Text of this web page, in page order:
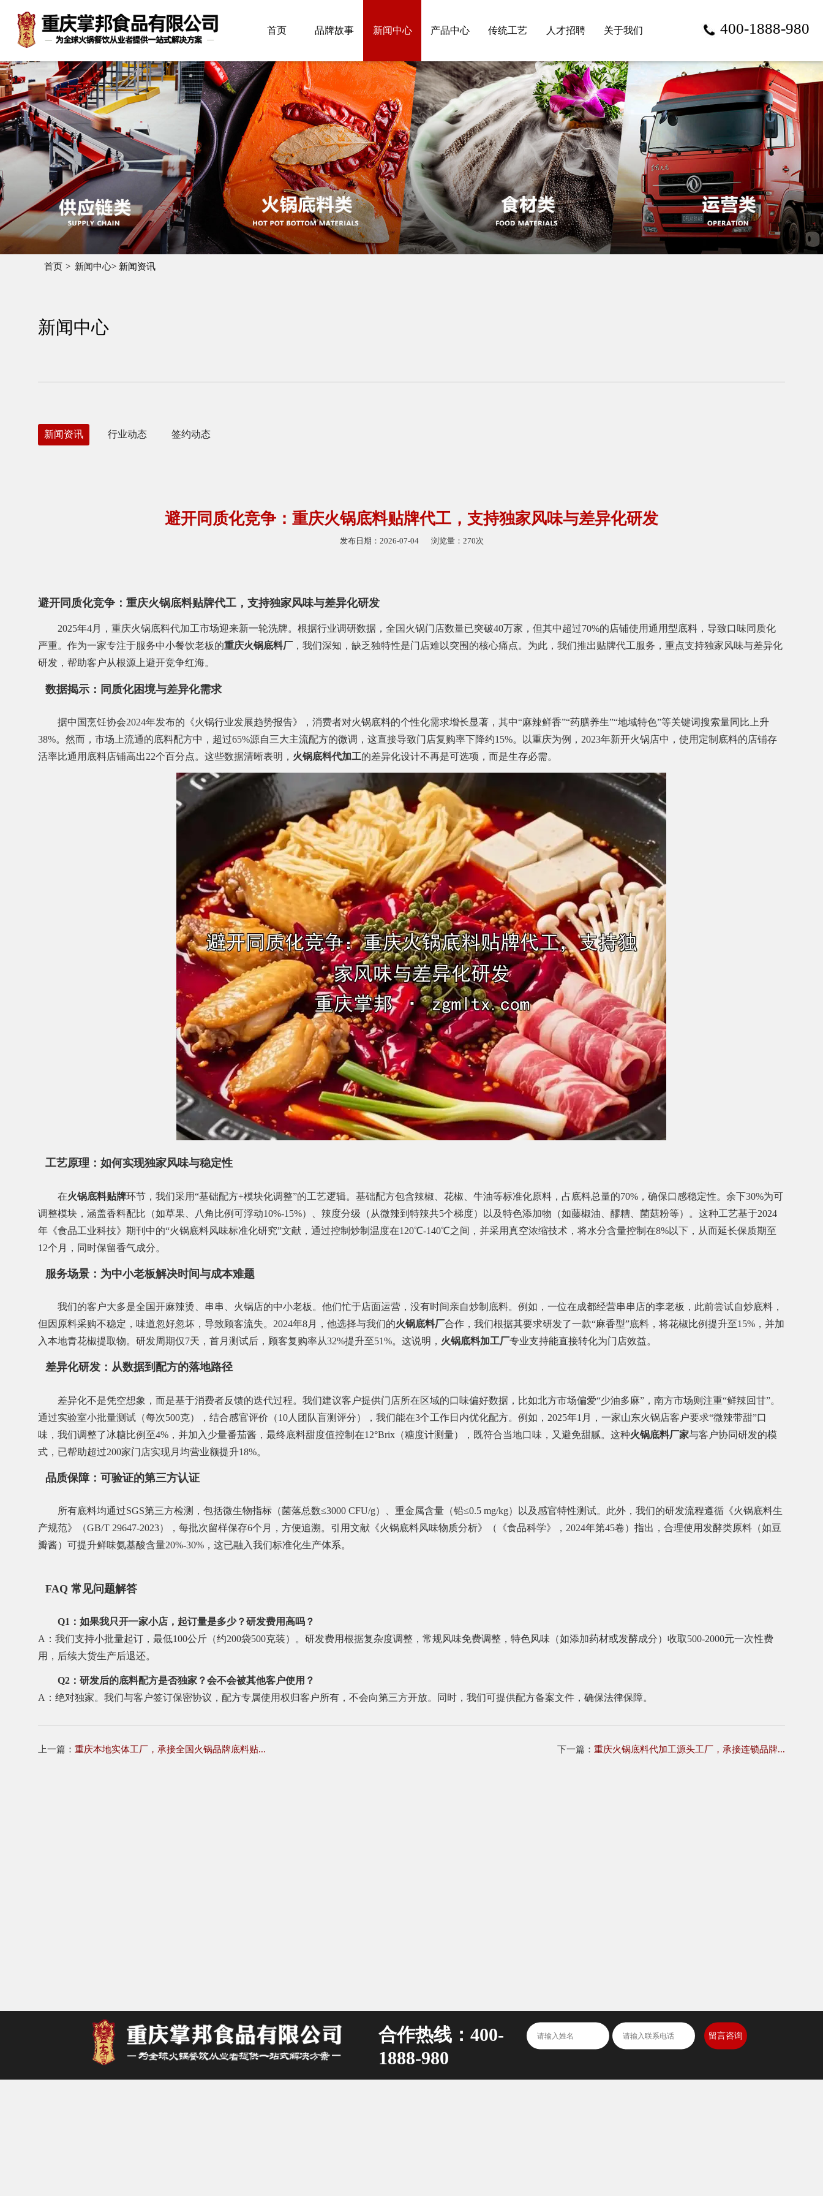
首页 品牌故事 新闻中心 产品中心 传统工艺 人才招聘 关于我们 400-1888-980
首页 新闻中心> 新闻资讯
新闻中心
新闻资讯 行业动态 签约动态
避开同质化竞争：重庆火锅底料贴牌代工，支持独家风味与差异化研发
发布日期：2026-07-04 浏览量：270次
避开同质化竞争：重庆火锅底料贴牌代工，支持独家风味与差异化研发
2025年4月，重庆火锅底料代加工市场迎来新一轮洗牌。根据行业调研数据，全国火锅门店数量已突破40万家，但其中超过70%的店铺使用通用型底料，导致口味同质化
严重。作为一家专注于服务中小餐饮老板的重庆火锅底料厂 ，我们深知，缺乏独特性是门店难以突围的核心痛点。为此，我们推出贴牌代工服务，重点支持独家风味与差异化
研发，帮助客户从根源上避开竞争红海。
数据揭示：同质化困境与差异化需求
据中国烹饪协会2024年发布的《火锅行业发展趋势报告》，消费者对火锅底料的个性化需求增长显著，其中“麻辣鲜香”“药膳养生”“地域特色”等关键词搜索量同比上升
38%。然而，市场上流通的底料配方中，超过65%源自三大主流配方的微调，这直接导致门店复购率下降约15%。以重庆为例，2023年新开火锅店中，使用定制底料的店铺存
活率比通用底料店铺高出22个百分点。这些数据清晰表明， 火锅底料代加工的差异化设计不再是可选项，而是生存必需。
工艺原理：如何实现独家风味与稳定性
在火锅底料贴牌环节，我们采用“基础配方+模块化调整”的工艺逻辑。基础配方包含辣椒、花椒、牛油等标准化原料，占底料总量的70%，确保口感稳定性。余下30%为可
调整模块，涵盖香料配比（如草果、八角比例可浮动10%-15%）、辣度分级（从微辣到特辣共5个梯度）以及特色添加物（如藤椒油、醪糟、菌菇粉等）。这种工艺基于2024
年《食品工业科技》期刊中的“火锅底料风味标准化研究”文献，通过控制炒制温度在120℃-140℃之间，并采用真空浓缩技术，将水分含量控制在8%以下，从而延长保质期至
12个月，同时保留香气成分。
服务场景：为中小老板解决时间与成本难题
我们的客户大多是全国开麻辣烫、串串、火锅店的中小老板。他们忙于店面运营，没有时间亲自炒制底料。例如，一位在成都经营串串店的李老板，此前尝试自炒底料，
但因原料采购不稳定，味道忽好忽坏，导致顾客流失。2024年8月，他选择与我们的火锅底料厂合作，我们根据其要求研发了一款“麻香型”底料，将花椒比例提升至15%，并加
入本地青花椒提取物。研发周期仅7天，首月测试后，顾客复购率从32%提升至51%。这说明， 火锅底料加工厂专业支持能直接转化为门店效益。
差异化研发：从数据到配方的落地路径
差异化不是凭空想象，而是基于消费者反馈的迭代过程。我们建议客户提供门店所在区域的口味偏好数据，比如北方市场偏爱“少油多麻”，南方市场则注重“鲜辣回甘”。
通过实验室小批量测试（每次500克），结合感官评价（10人团队盲测评分），我们能在3个工作日内优化配方。例如，2025年1月，一家山东火锅店客户要求“微辣带甜”口
味，我们调整了冰糖比例至4%，并加入少量番茄酱，最终底料甜度值控制在12°Brix（糖度计测量），既符合当地口味，又避免甜腻。这种火锅底料厂家与客户协同研发的模
式，已帮助超过200家门店实现月均营业额提升18%。
品质保障：可验证的第三方认证
所有底料均通过SGS第三方检测，包括微生物指标（菌落总数≤3000 CFU/g）、重金属含量（铅≤0.5 mg/kg）以及感官特性测试。此外，我们的研发流程遵循《火锅底料生
产规范》（GB/T 29647-2023），每批次留样保存6个月，方便追溯。引用文献《火锅底料风味物质分析》（《食品科学》，2024年第45卷）指出，合理使用发酵类原料（如豆
瓣酱）可提升鲜味氨基酸含量20%-30%，这已融入我们标准化生产体系。
FAQ 常见问题解答
Q1：如果我只开一家小店，起订量是多少？研发费用高吗？
A：我们支持小批量起订，最低100公斤（约200袋500克装）。研发费用根据复杂度调整，常规风味免费调整，特色风味（如添加药材或发酵成分）收取500-2000元一次性费
用，后续大货生产后退还。
Q2：研发后的底料配方是否独家？会不会被其他客户使用？
A：绝对独家。我们与客户签订保密协议，配方专属使用权归客户所有，不会向第三方开放。同时，我们可提供配方备案文件，确保法律保障。
上一篇： 重庆本地实体工厂，承接全国火锅品牌底料贴... 下一篇： 重庆火锅底料代加工源头工厂，承接连锁品牌...
合作热线：400-
1888-980